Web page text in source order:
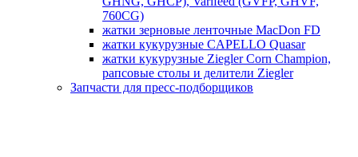
760CG)
жатки зерновые ленточные MacDon FD
жатки кукурузные CAPELLO Quasar
жатки кукурузные Ziegler Corn Champion,
рапсовые столы и делители Ziegler
Запчасти для пресс-подборщиков